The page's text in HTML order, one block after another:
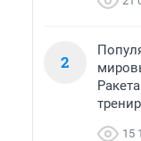
2
15